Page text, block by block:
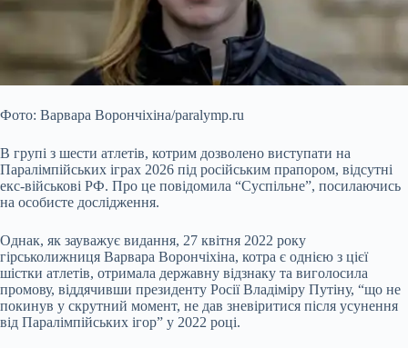
Фото: Варвара Ворончіхіна/paralymp.ru
В групі з шести атлетів, котрим дозволено виступати на
Паралімпійських іграх 2026 під російським прапором, відсутні
екс-військові РФ. Про це повідомила “Суспільне”, посилаючись
на особисте дослідження.
Однак, як зауважує видання, 27 квітня 2022 року
гірськолижниця Варвара Ворончіхіна, котра є однією з цієї
шістки атлетів, отримала державну відзнаку та виголосила
промову, віддячивши президенту Росії Владіміру Путіну, “що не
покинув у скрутний момент, не дав зневіритися після усунення
від Паралімпійських ігор” у 2022 році.